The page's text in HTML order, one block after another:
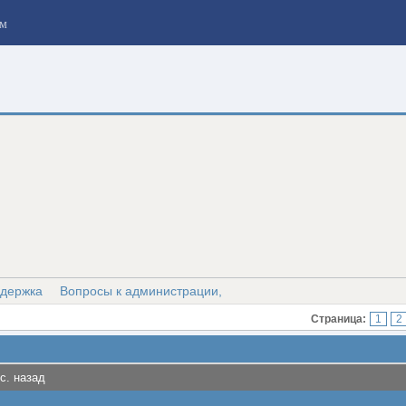
Вопросы к администрации,
Страница: 1 2
назад